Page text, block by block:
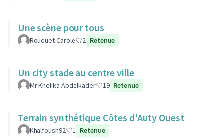
Une scène pour tous
Rouquet Carole 2 Retenue
Un city stade au centre ville
Mr Khelika Abdelkader 19 Retenue
Terrain synthétique Côtes d'Auty Ouest
Khalfoush92 1 Retenue